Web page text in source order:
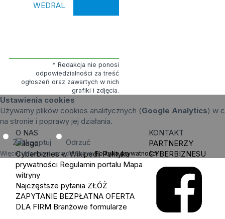
WEDRAL
* Redakcja nie ponosi
odpowiedzialności za treść
ogłoszeń oraz zawartych w nich
grafiki i zdjęcia.
Ustawienia cookies
Używamy plików cookies analitycznych (Google Analytics) w
na stronie i poprawy jej działania.
Zaakceptuj Odrzuć
Więcej informacji znajdziesz wPolityka prywatności.
O NAS
Cyberbiznes w Wikipedii Polityka
prywatności Regulamin portalu Mapa
witryny
Najczęstsze pytania ZŁÓŻ
ZAPYTANIE BEZPŁATNA OFERTA
DLA FIRM Branżowe formularze
KONTAKT
PARTNERZY
CYBERBIZNESU